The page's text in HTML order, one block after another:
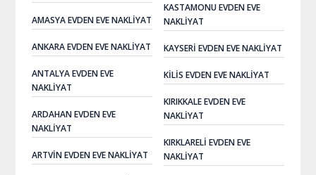
AMASYA EVDEN EVE NAKLIYAT
ANKARA EVDEN EVE NAKLIYAT
ANTALYA EVDEN EVE
NAKLIYAT
ARDAHAN EVDEN EVE
NAKLIYAT
ARTVIN EVDEN EVE NAKLIYAT
KASTAMONU EVDEN EVE
NAKLIYAT
KAYSERI EVDEN EVE NAKLIYAT
KILIS EVDEN EVE NAKLIYAT
KIRIKKALE EVDEN EVE
NAKLIYAT
KIRKLARELI EVDEN EVE
NAKLIYAT